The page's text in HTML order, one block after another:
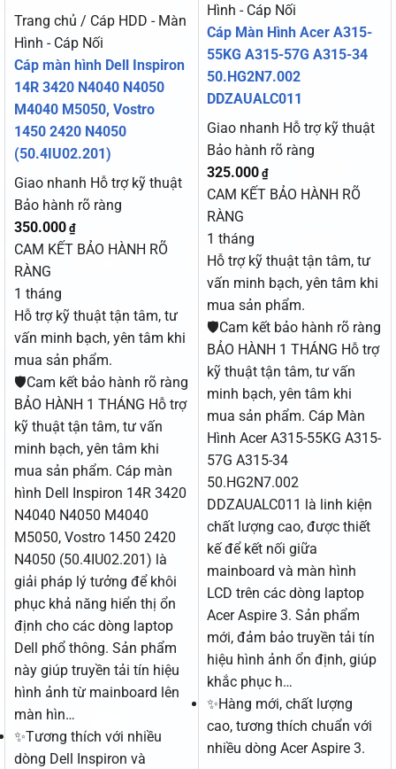
Trang chủ / Cáp HDD - Màn
Hình - Cáp Nối
Cáp màn hình Dell Inspiron
14R 3420 N4040 N4050
M4040 M5050, Vostro
1450 2420 N4050
(50.4IU02.201)
Giao nhanh Hỗ trợ kỹ thuật
Bảo hành rõ ràng
350.000 ₫
CAM KẾT BẢO HÀNH RÕ
RÀNG
1 tháng
Hỗ trợ kỹ thuật tận tâm, tư
vấn minh bạch, yên tâm khi
mua sản phẩm.
🛡️Cam kết bảo hành rõ ràng
BẢO HÀNH 1 THÁNG Hỗ trợ
kỹ thuật tận tâm, tư vấn
minh bạch, yên tâm khi
mua sản phẩm. Cáp màn
hình Dell Inspiron 14R 3420
N4040 N4050 M4040
M5050, Vostro 1450 2420
N4050 (50.4IU02.201) là
giải pháp lý tưởng để khôi
phục khả năng hiển thị ổn
định cho các dòng laptop
Dell phổ thông. Sản phẩm
này giúp truyền tải tín hiệu
hình ảnh từ mainboard lên
màn hìn…
✨Tương thích với nhiều
dòng Dell Inspiron và
Hình - Cáp Nối
Cáp Màn Hình Acer A315-
55KG A315-57G A315-34
50.HG2N7.002
DDZAUALC011
Giao nhanh Hỗ trợ kỹ thuật
Bảo hành rõ ràng
325.000 ₫
CAM KẾT BẢO HÀNH RÕ
RÀNG
1 tháng
Hỗ trợ kỹ thuật tận tâm, tư
vấn minh bạch, yên tâm khi
mua sản phẩm.
🛡️Cam kết bảo hành rõ ràng
BẢO HÀNH 1 THÁNG Hỗ trợ
kỹ thuật tận tâm, tư vấn
minh bạch, yên tâm khi
mua sản phẩm. Cáp Màn
Hình Acer A315-55KG A315-
57G A315-34
50.HG2N7.002
DDZAUALC011 là linh kiện
chất lượng cao, được thiết
kế để kết nối giữa
mainboard và màn hình
LCD trên các dòng laptop
Acer Aspire 3. Sản phẩm
mới, đảm bảo truyền tải tín
hiệu hình ảnh ổn định, giúp
khắc phục h…
✨Hàng mới, chất lượng
cao, tương thích chuẩn với
nhiều dòng Acer Aspire 3.